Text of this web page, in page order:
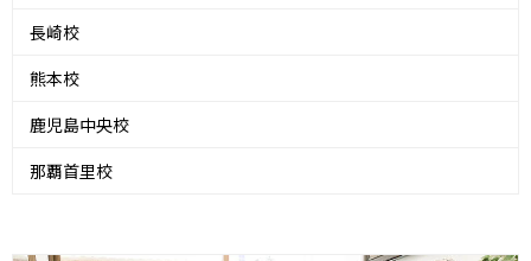
長崎校
熊本校
鹿児島中央校
那覇首里校